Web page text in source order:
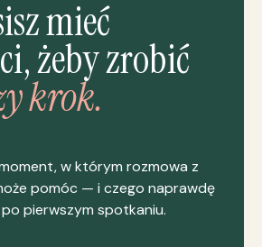
mieć
żeby zrobić
krok.
w którym rozmowa z
pomóc — i czego naprawdę
pierwszym spotkaniu.